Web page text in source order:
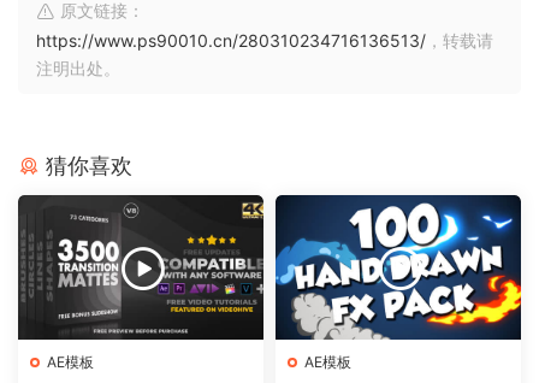
原文链接：
https://www.ps90010.cn/280310234716136513/ ，转载请
注明出处。
猜你喜欢
AE模板 AE模板